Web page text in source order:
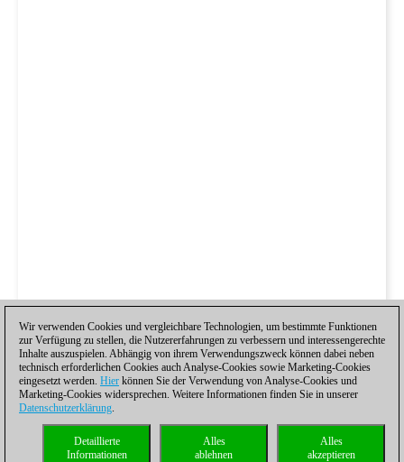
Wir verwenden Cookies und vergleichbare Technologien, um bestimmte Funktionen
zur Verfügung zu stellen, die Nutzererfahrungen zu verbessern und interessengerechte
Inhalte auszuspielen. Abhängig von ihrem Verwendungszweck können dabei neben
technisch erforderlichen Cookies auch Analyse-Cookies sowie Marketing-Cookies
eingesetzt werden. Hier können Sie der Verwendung von Analyse-Cookies und
Marketing-Cookies widersprechen. Weitere Informationen finden Sie in unserer
Datenschutzerklärung.
Alles
akzeptieren
Alles
ablehnen
Detaillierte
Informationen